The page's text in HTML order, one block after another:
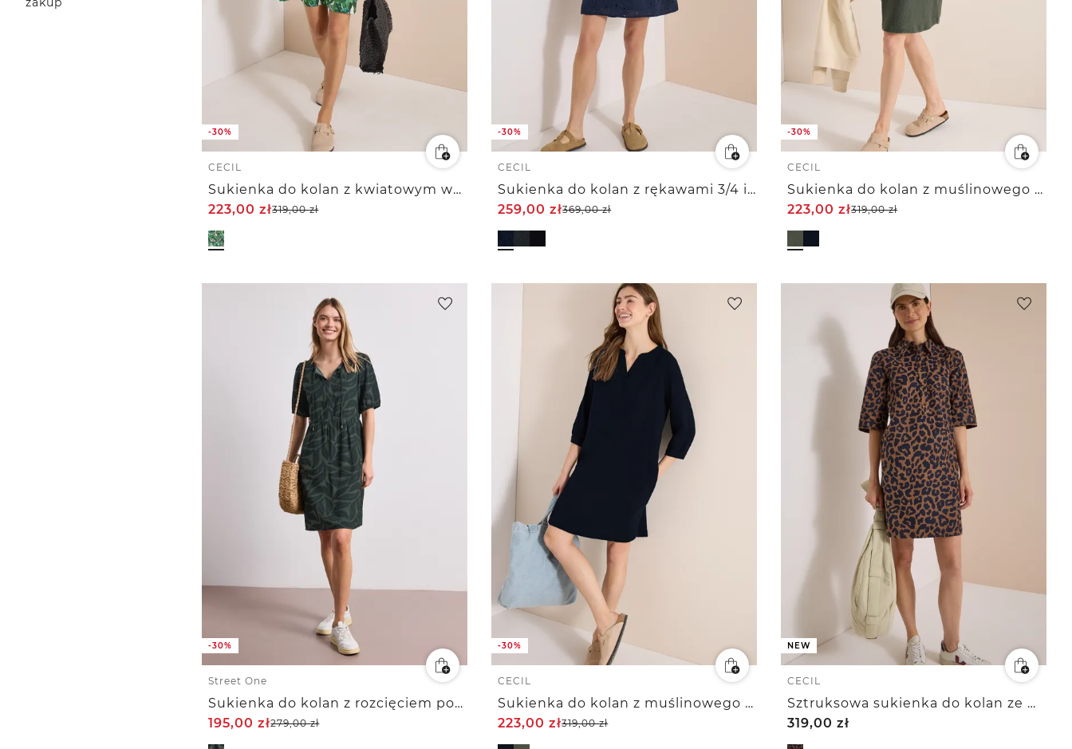
-30%
CECIL
Sukienka do kolan z kwiatowym wzorem
223,00zł319,00zł
-30%
CECIL
Sukienka do kolan z rękawami 3/4 i haftem
259,00zł369,00zł
-30%
CECIL
Sukienka do kolan z muślinowego materiału
223,00zł319,00zł
-30%
Street One
Sukienka do kolan z rozcięciem pod szyją i nadrukiem
195,00zł279,00zł
-30%
CECIL
Sukienka do kolan z muślinowego materiału
223,00zł319,00zł
NEW
CECIL
Sztruksowa sukienka do kolan ze wzorem w panterkę
319,00zł